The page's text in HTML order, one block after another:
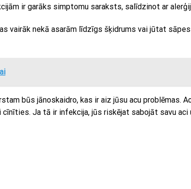
ir garāks simptomu saraksts, salīdzinot ar
vairāk nekā asarām līdzīgs šķidrums vai jūtat
būs jānoskaidro, kas ir aiz jūsu acu problēmas.
cīnīties. Ja tā ir infekcija, jūs riskējat sabojāt savu